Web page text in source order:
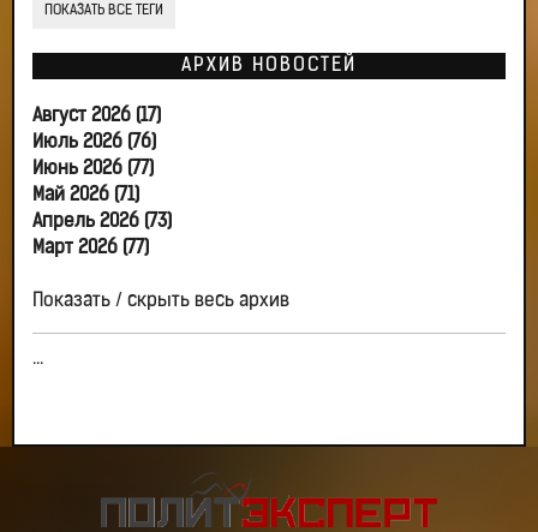
ПОКАЗАТЬ ВСЕ ТЕГИ
АРХИВ НОВОСТЕЙ
Август 2026 (17)
Июль 2026 (76)
Июнь 2026 (77)
Май 2026 (71)
Апрель 2026 (73)
Март 2026 (77)
Показать / скрыть весь архив
...